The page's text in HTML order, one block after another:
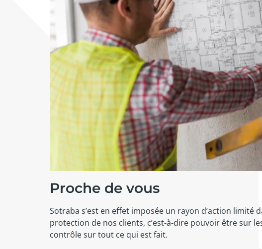
Proche de vous
Sotraba s’est en effet imposée un rayon d’action limité
protection de nos clients, c’est-à-dire pouvoir être sur
contrôle sur tout ce qui est fait.